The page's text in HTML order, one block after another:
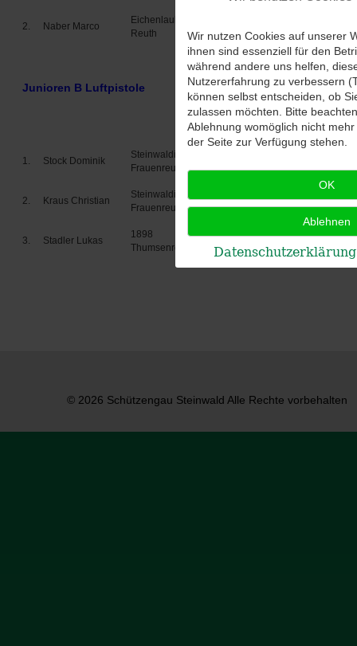
2. Naber Marco
Eichenlaub
Reuth
Junioren B Luftpistole
Mannschaft Disziplin
1. Stock Dominik
Steinwaldia
Frauenreuth
2. Kraus Christian
Steinwaldia
Frauenreuth
LP
3. Stadler Lukas
1898
Thumsenreuth
© 2026 Schützengau Steinwald Alle Rechte vorbehalten
Wir nutzen Cookies auf unserer
ihnen sind essenziell für den
während andere uns helfen,
Nutzererfahrung zu verbessern
können selbst entscheiden, ob
zulassen möchten. Bitte
Ablehnung womöglich nicht
der Seite zur Verfügung stehen.
OK
Ablehnen
Datenschutzerklärung